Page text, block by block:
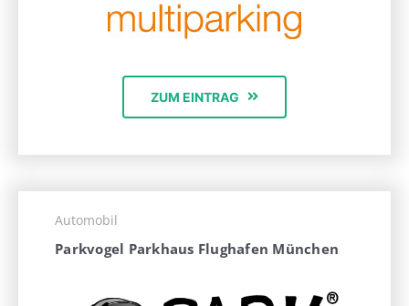
ZUM EINTRAG
Automobil
Parkvogel Parkhaus Flughafen München